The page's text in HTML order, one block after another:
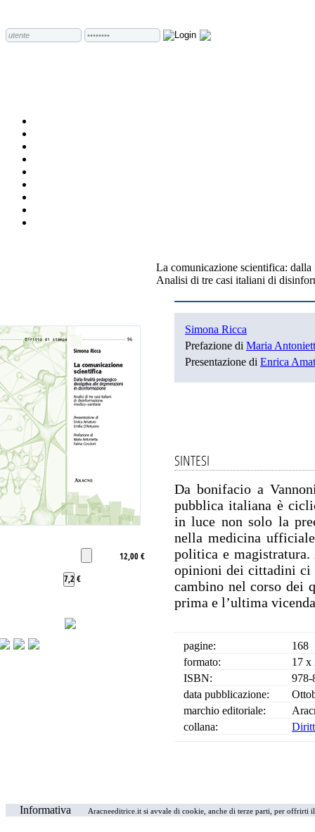
La comunicazione scientifica:
Analisi di tre casi italiani di
12,00 €
7,2 €
Simona Ricca
Prefazione di Maria
Presentazione di Enrica
SINTESI
Da bonifacio a
pubblica italiana è
in luce non solo la
nella medicina
politica e magistratura.
opinioni dei cittadini ci
cambino nel corso dei
prima e l’ultima
pagine:
168
formato:
17 x
ISBN:
978-
data pubblicazione:
marchio editoriale:
collana:
Informativa Aracneeditrice.it si avvale di cookie, anche di terze parti, per